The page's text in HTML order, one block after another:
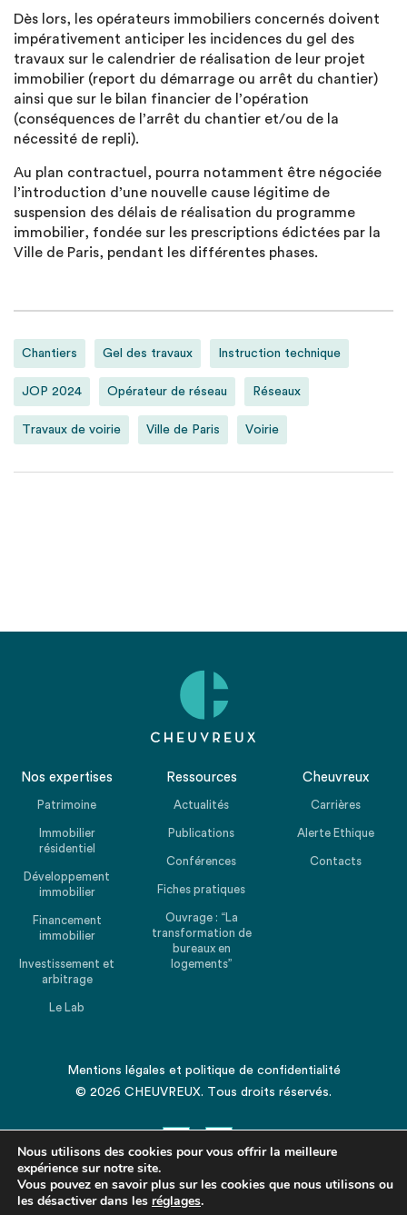
Dès lors, les opérateurs immobiliers concernés doivent
impérativement anticiper les incidences du gel des
travaux sur le calendrier de réalisation de leur projet
immobilier (report du démarrage ou arrêt du chantier)
ainsi que sur le bilan financier de l’opération
(conséquences de l’arrêt du chantier et/ou de la
nécessité de repli).
Au plan contractuel, pourra notamment être négociée
l’introduction d’une nouvelle cause légitime de
suspension des délais de réalisation du programme
immobilier, fondée sur les prescriptions édictées par la
Ville de Paris, pendant les différentes phases.
Chantiers Gel des travaux Instruction technique
JOP 2024 Opérateur de réseau Réseaux
Travaux de voirie Ville de Paris Voirie
Nos expertises
Patrimoine
Immobilier
résidentiel
Développement
immobilier
Financement
immobilier
Investissement et
arbitrage
Le Lab
Ressources
Actualités
Publications
Conférences
Fiches pratiques
Ouvrage : “La
transformation de
bureaux en
logements”
Cheuvreux
Carrières
Alerte Ethique
Contacts
Mentions légales et politique de confidentialité
© 2026 CHEUVREUX. Tous droits réservés.
Revenir en haut de la page
Nous utilisons des cookies pour vous offrir la meilleure
expérience sur notre site.
Vous pouvez en savoir plus sur les cookies que nous utilisons ou
les désactiver dans les réglages.